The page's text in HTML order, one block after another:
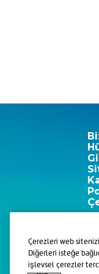
Çerezleri web
Diğerleri isteğe
işlevsel çerezler